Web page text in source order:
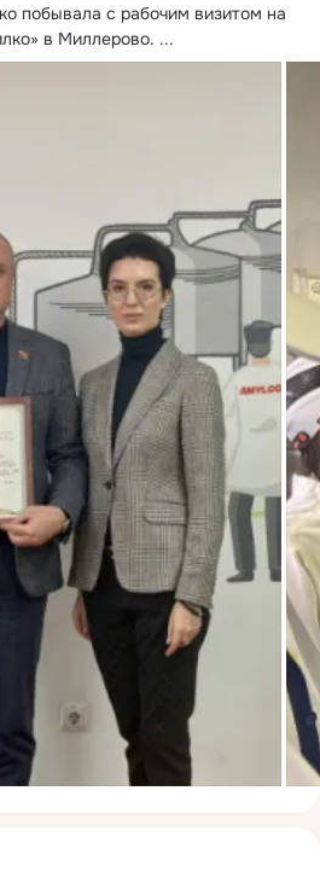
побывала с рабочим визитом на
в Миллерово. ...